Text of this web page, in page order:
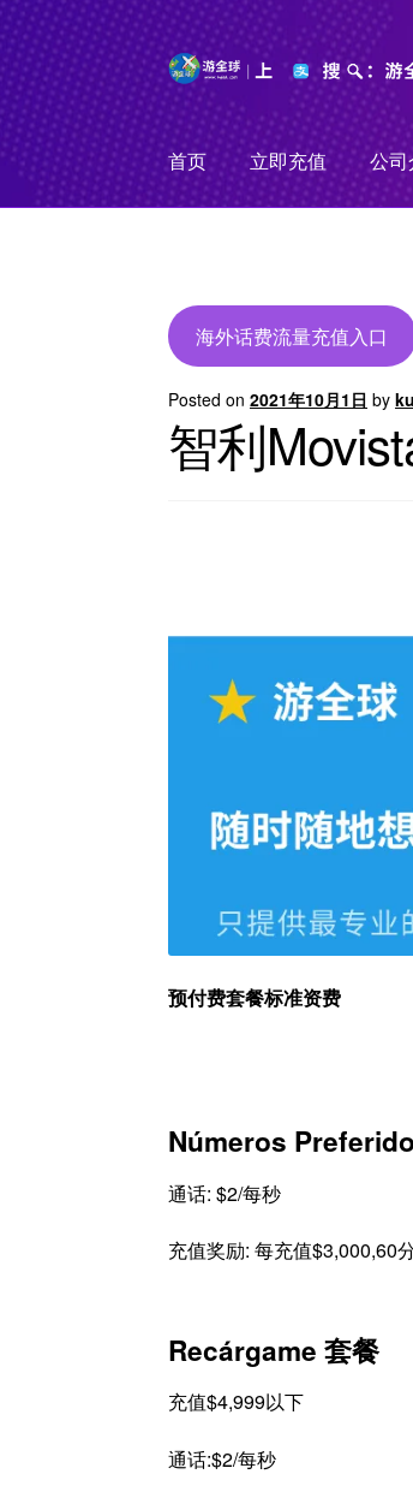
Skip
to
navigation
Skip
to
content
首页
立即充值 公司
海外话费流量充值入口
Posted on2021年10月1日 by
智利
预付费套餐标准资费
Números
通话: $2/每秒
充值奖励: 每充值$3,000,60
Recárgame 套餐
充值$4,999以下
通话:$2/每秒